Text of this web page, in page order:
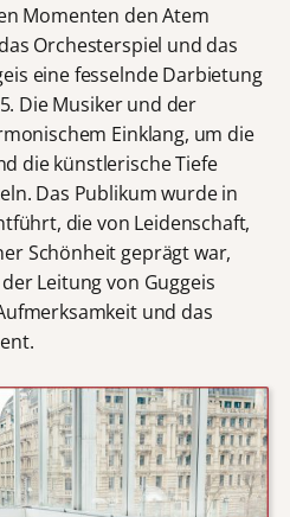
Momenten den Atem
Orchesterspiel und das
eine fesselnde Darbietung
Die Musiker und der
Einklang, um die
die künstlerische Tiefe
Das Publikum wurde in
die von Leidenschaft,
Schönheit geprägt war,
Leitung von Guggeis
und das